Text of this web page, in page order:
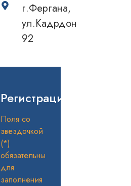
г.Фергана,
ул.Кадрдон
92
Регистрация
Поля со
звездочкой
(*)
обязательны
для
заполнения